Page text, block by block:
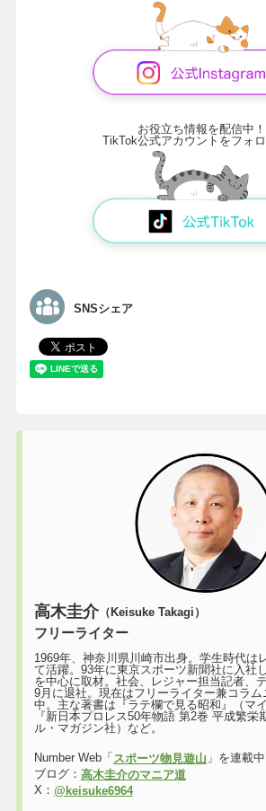
お役立ち情報を配信中！
TikTok公式アカウントをフォ
SNSシェア
高木圭介（Keisuke Takagi）
フリーライター
1969年、神奈川県川崎市出身。学生時代は
て活躍。93年に東京スポーツ新聞社に入社
を中心に取材。社会、レジャー担当記者、
9月に退社。現在はフリーライター兼コラム
中。主な著書は『ラテ欄で見る昭和』（マ
『新日本プロレス50年物語 第2巻 平成繁栄
ル・マガジン社）など。
Number Web「 スポーツ物見遊山 」を連載中
ブログ： 高木圭介のマニア道
X： @keisuke6964